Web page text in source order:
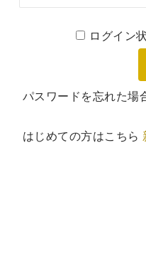
ログイン
パスワードを忘れた場
はじめての方はこちら